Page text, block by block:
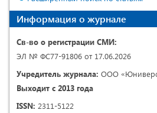
Информация о журнале
Св-во о регистрации СМИ:
ЭЛ № ФС77-91806 от 17.06.2026
Учредитель журнала: ООО
Выходит с 2013 года
ISSN: 2311-5122